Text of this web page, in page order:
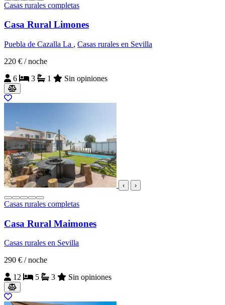
Casas rurales completas
Casa Rural Limones
Puebla de Cazalla La , Casas rurales en Sevilla
220 € / noche
6
3 1 Sin opiniones
‹ ›
Casas rurales completas
Casa Rural Maimones
Casas rurales en Sevilla
290 € / noche
12
5 3 Sin opiniones